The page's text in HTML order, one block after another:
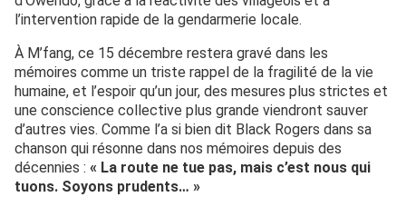
l’intervention rapide de la gendarmerie locale.
À M’fang, ce 15 décembre restera gravé dans les
mémoires comme un triste rappel de la fragilité de la vie
humaine, et l’espoir qu’un jour, des mesures plus strictes et
une conscience collective plus grande viendront sauver
d’autres vies. Comme l’a si bien dit Black Rogers dans sa
chanson qui résonne dans nos mémoires depuis des
décennies : « La route ne tue pas, mais c’est nous qui
tuons. Soyons prudents… »